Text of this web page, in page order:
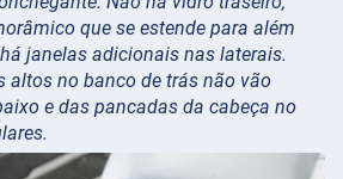
que se estende para além
janelas adicionais nas laterais.
altos no banco de trás não vão
e das pancadas da cabeça no